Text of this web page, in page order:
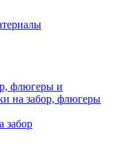
флюгеры и
на забор, флюгеры
забор